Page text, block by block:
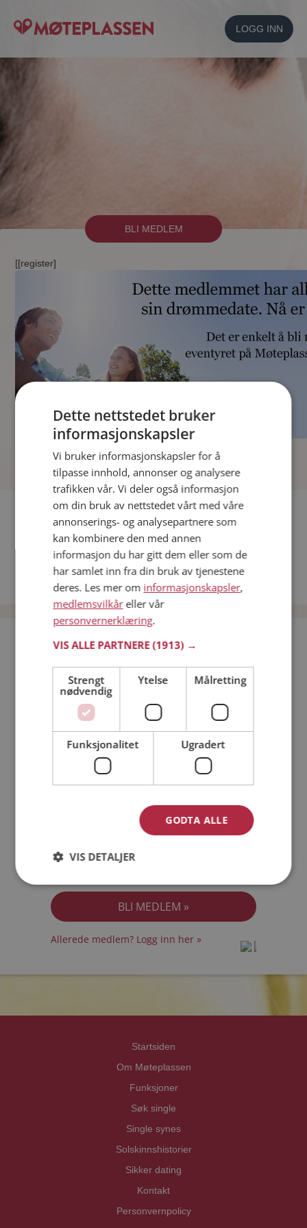
LOGG INN
BLI MEDLEM
[[register]
Fler single
Date menn i Norge
Date kvinner i Norge
Bli medlem gratis!
Jeg er en: Mann Kvinne
Min alder:
Jeg akseptererMedlemsvilkårene
Allerede medlem? Logg inn her »
Startsiden
Om Møteplassen
Funksjoner
Søk single
Single synes
Solskinnshistorier
Sikker dating
Kontakt
Personvernpolicy
Dette nettstedet bruker
informasjonskapsler
Vi bruker informasjonskapsler for å
tilpasse innhold, annonser og analysere
trafikken vår. Vi deler også informasjon
om din bruk av nettstedet vårt med våre
annonserings- og analysepartnere som
kan kombinere den med annen
informasjon du har gitt dem eller som de
har samlet inn fra din bruk av tjenestene
deres. Les mer om informasjonskapsler,
medlemsvilkåreller vår
personvernerklæring.
VIS ALLE PARTNERE(1913) →
Strengt
nødvendig
Ytelse Målretting
Funksjonalitet Ugradert
GODTA ALLE
VIS DETALJER